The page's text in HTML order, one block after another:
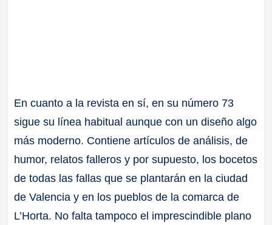
En cuanto a la revista en sí, en su número 73
sigue su línea habitual aunque con un diseño algo
más moderno. Contiene artículos de análisis, de
humor, relatos falleros y por supuesto, los bocetos
de todas las fallas que se plantarán en la ciudad
de Valencia y en los pueblos de la comarca de
L’Horta. No falta tampoco el imprescindible plano